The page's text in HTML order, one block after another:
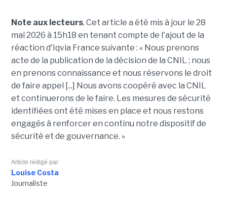
Note aux lecteurs. Cet article a été mis à jour le 28
mai 2026 à 15h18 en tenant compte de l'ajout de la
réaction d'Iqvia France suivante : « Nous prenons
acte de la publication de la décision de la CNIL ; nous
en prenons connaissance et nous réservons le droit
de faire appel [...] Nous avons coopéré avec la CNIL
et continuerons de le faire. Les mesures de sécurité
identifiées ont été mises en place et nous restons
engagés à renforcer en continu notre dispositif de
sécurité et de gouvernance. »
Article rédigé par
Louise Costa
Journaliste